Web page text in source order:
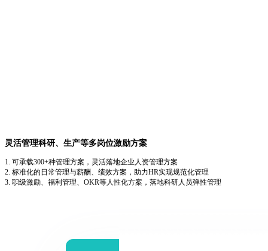
灵活管理科研、生产等多岗位激励方案
1. 可承载300+种管理方案，灵活落地企业人资管理方案
2. 标准化的日常管理与薪酬、绩效方案，助力HR实现规范化管理
3. 职级激励、福利管理、OKR等人性化方案，落地科研人员弹性管理